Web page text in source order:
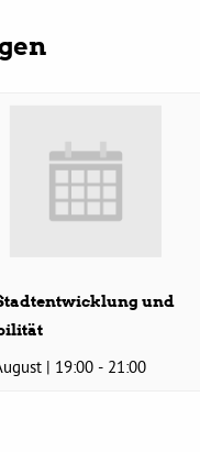
und
| 19:00 - 21:00